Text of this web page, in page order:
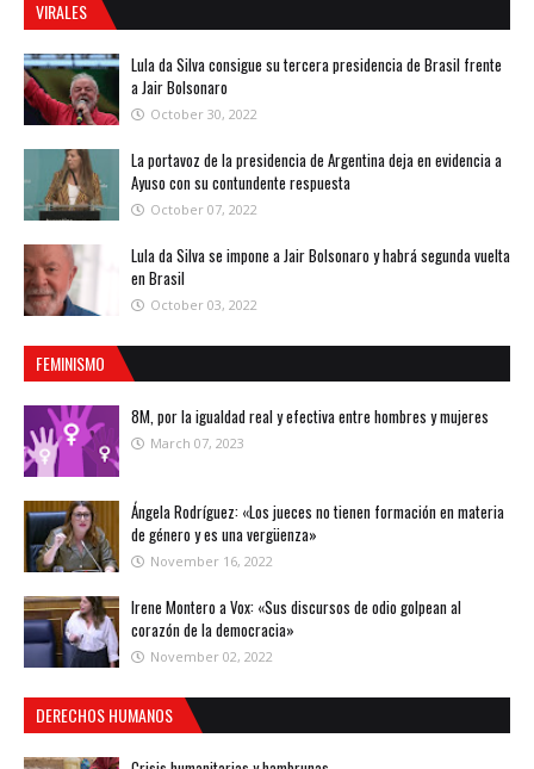
VIRALES
Lula da Silva consigue su tercera presidencia de Brasil frente
a Jair Bolsonaro
October 30, 2022
La portavoz de la presidencia de Argentina deja en evidencia a
Ayuso con su contundente respuesta
October 07, 2022
Lula da Silva se impone a Jair Bolsonaro y habrá segunda vuelta
en Brasil
October 03, 2022
FEMINISMO
8M, por la igualdad real y efectiva entre hombres y mujeres
March 07, 2023
Ángela Rodríguez: «Los jueces no tienen formación en materia
de género y es una vergüenza»
November 16, 2022
Irene Montero a Vox: «Sus discursos de odio golpean al
corazón de la democracia»
November 02, 2022
DERECHOS HUMANOS